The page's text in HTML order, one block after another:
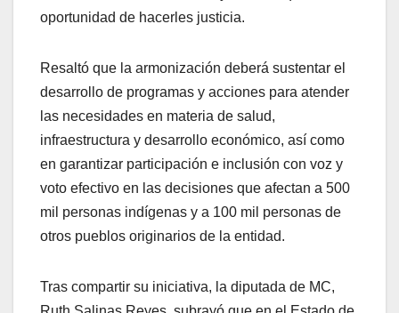
oportunidad de hacerles justicia.
Resaltó que la armonización deberá sustentar el
desarrollo de programas y acciones para atender
las necesidades en materia de salud,
infraestructura y desarrollo económico, así como
en garantizar participación e inclusión con voz y
voto efectivo en las decisiones que afectan a 500
mil personas indígenas y a 100 mil personas de
otros pueblos originarios de la entidad.
Tras compartir su iniciativa, la diputada de MC,